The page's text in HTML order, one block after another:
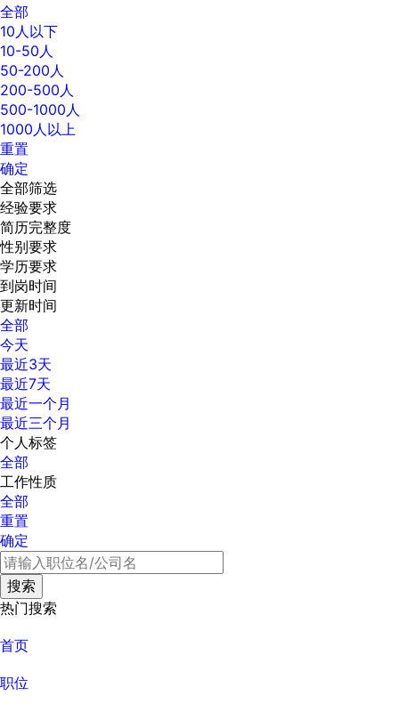
全部
10人以下
10-50人
50-200人
200-500人
500-1000人
1000人以上
重置
确定
全部筛选
经验要求
简历完整度
性别要求
学历要求
到岗时间
更新时间
全部
今天
最近3天
最近7天
最近一个月
最近三个月
个人标签
全部
工作性质
全部
重置
确定
热门搜索
首页
职位